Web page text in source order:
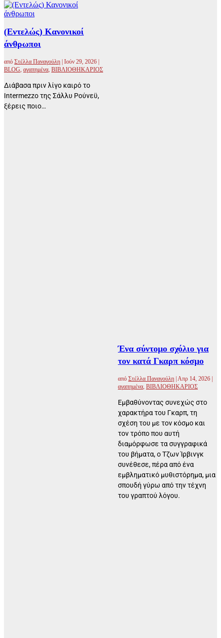
(Εντελώς) Κανονικοί
άνθρωποι
από Στέλλα Παναγούλη | Ιούν 29, 2026 |
BLOG αγαπημένα ΒΙΒΛΙΟΘΗΚΑΡΙΟΣ
Διάβασα πριν λίγο καιρό το
Intermezzo της Σάλλυ Ρούνεϋ,
ξέρεις ποιο…
Ένα σύντομο σχόλιο για
τον κατά Γκαρπ κόσμο
από Στέλλα Παναγούλη | Απρ 14, 2026 |
αγαπημένα ΒΙΒΛΙΟΘΗΚΑΡΙΟΣ
Εμβαθύνοντας συνεχώς στο
χαρακτήρα του Γκαρπ, τη
σχέση του με τον κόσμο και
τον τρόπο που αυτή
διαμόρφωσε τα συγγραφικά
του βήματα, ο Τζων Ίρβινγκ
συνέθεσε, πέρα από ένα
εμβληματικό μυθιστόρημα, μια
σπουδή γύρω από την τέχνη
του γραπτού λόγου.